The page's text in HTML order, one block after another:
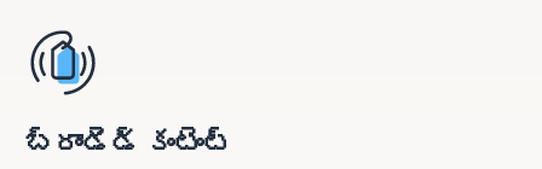
బ్రాండెడ్ కంటెంట్